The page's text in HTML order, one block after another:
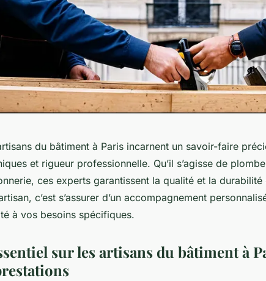
du bâtiment à Paris incarnent un savoir-faire
et rigueur professionnelle. Qu’il s’agisse de
ces experts garantissent la qualité et la
c’est s’assurer d’un accompagnement
à vos besoins spécifiques.
sur les artisans du bâtiment à